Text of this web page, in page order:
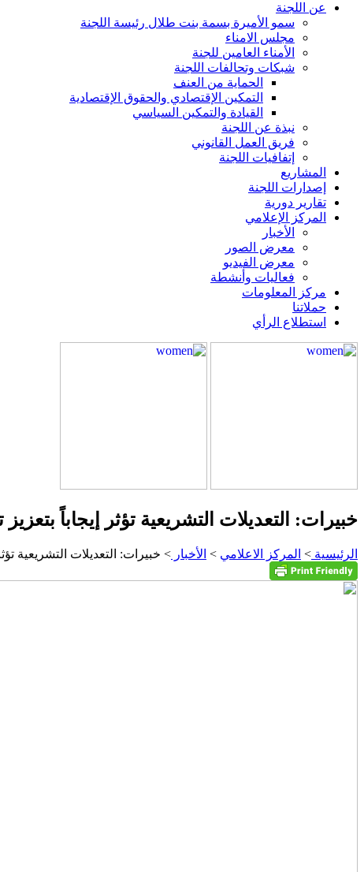
عن اللجنة
سمو الأميرة بسمة بنت طلال رئيسة اللجنة
مجلس الامناء
الأمناء العامين للجنة
شبكات وتحالفات اللجنة
الحماية من العنف
التمكين الإقتصادي والحقوق الإقتصادية
القيادة والتمكين السياسي
نبذة عن اللجنة
فريق العمل القانوني
إتفافيات اللجنة
المشاريع
إصدارات اللجنة
تقارير دورية
المركز الإعلامي
الأخبار
معرض الصور
معرض الفيديو
فعاليات وأنشطة
مركز المعلومات
حملاتنا
استطلاع الرأي
خبيرات: التعديلات التشريعية تؤثر إيجاباً
الرئيسية > المركز الاعلامي > الأخبار > خبيرات: التعديلات التشريعية